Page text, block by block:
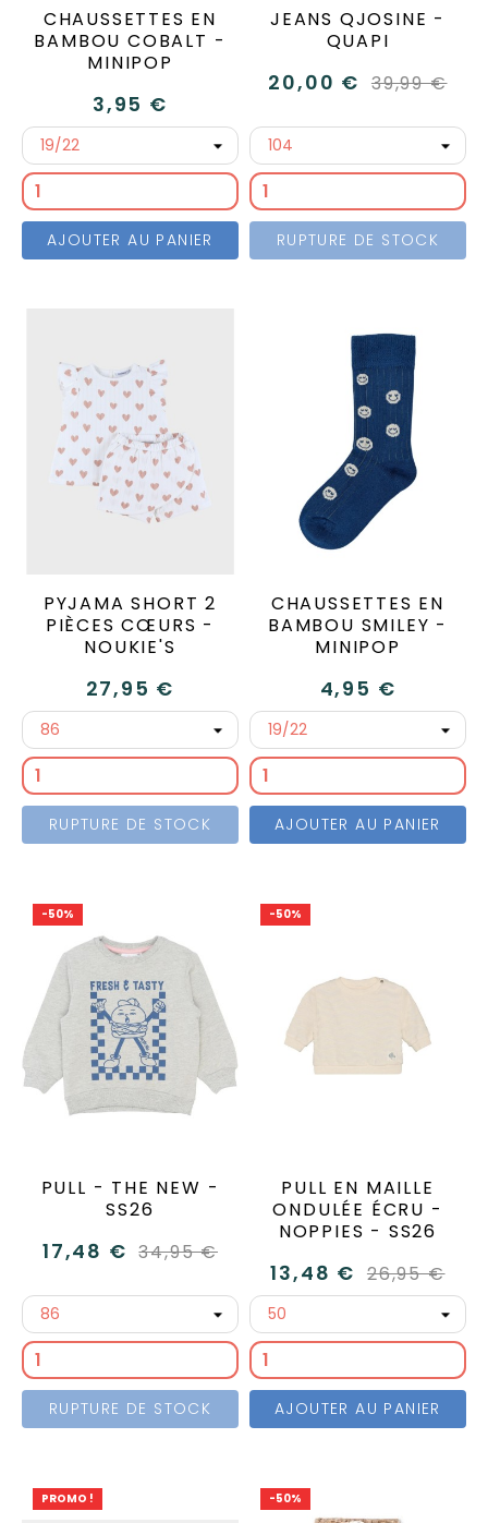
CHAUSSETTES EN
BAMBOU COBALT -
MINIPOP
3,95 €
AJOUTER AU PANIER
JEANS QJOSINE -
QUAPI
20,00 € 39,99 €
RUPTURE DE STOCK
PYJAMA SHORT 2
PIÈCES CŒURS -
NOUKIE'S
27,95 €
RUPTURE DE STOCK
CHAUSSETTES EN
BAMBOU SMILEY -
MINIPOP
4,95 €
AJOUTER AU PANIER
-50%
PULL - THE NEW -
SS26
17,48 € 34,95 €
RUPTURE DE STOCK
-50%
PULL EN MAILLE
ONDULÉE ÉCRU -
NOPPIES - SS26
13,48 € 26,95 €
AJOUTER AU PANIER
PROMO ! -50%